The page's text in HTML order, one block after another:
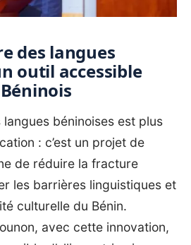
des langues
outil accessible
béninoises est plus
: c’est un projet de
de réduire la fracture
les barrières linguistiques et
culturelle du Bénin.
avec cette innovation,